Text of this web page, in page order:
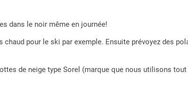
dans le noir même en journée!
pour le ski par exemple. Ensuite prévoyez des
de neige type Sorel (marque que nous utilisons